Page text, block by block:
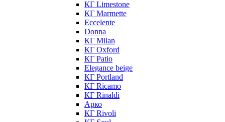
КГ Limestone
КГ Marmette
Eccelente
Donna
КГ Milan
КГ Oxford
КГ Patio
Elegance beige
КГ Portland
КГ Ricamo
КГ Rinaldi
Арко
КГ Rivoli